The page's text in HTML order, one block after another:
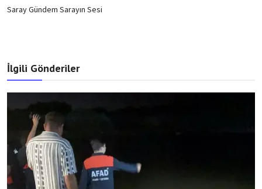
Saray Gündem Sarayın Sesi
İlgili Gönderiler